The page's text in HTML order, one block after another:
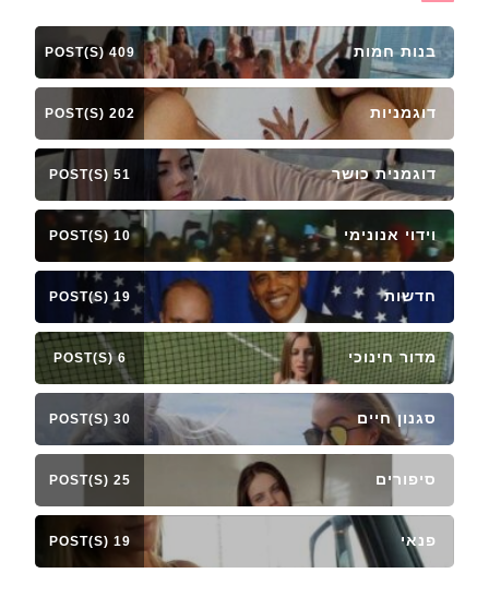
בנות חמות 409 POST(S)
דוגמניות 202 POST(S)
דוגמנית כושר 51 POST(S)
וידוי אנונימי 10 POST(S)
חדשות 19 POST(S)
מדור חינוכי 6 POST(S)
סגנון חיים 30 POST(S)
סיפורים 25 POST(S)
פנאי 19 POST(S)